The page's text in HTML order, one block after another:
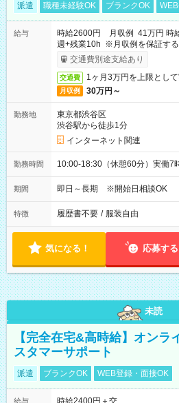
派遣 職種未経験OK ブランクOK
給与
時給2600円 月収例 41万円 時
週+残業10h ※月収例を保証す
受取りサービス利用可（利用条件
交通費別途支給あり
交通費 1ヶ月3万円を上限とし
月収例 30万円～
勤務地
東京都渋谷区
渋谷駅から徒歩1分
インターネット関連
勤務時間 10:00-18:30（休憩60分）実働7
期間 即日～長期 ※開始日相談OK
特徴 履歴書不要 / 服装自由
気になる！ 応募する
未読
【完全在宅&高時給】オンラ
スタマーサポート
派遣 ブランクOK WEB登録・面接OK
給与 時給2400円＋交